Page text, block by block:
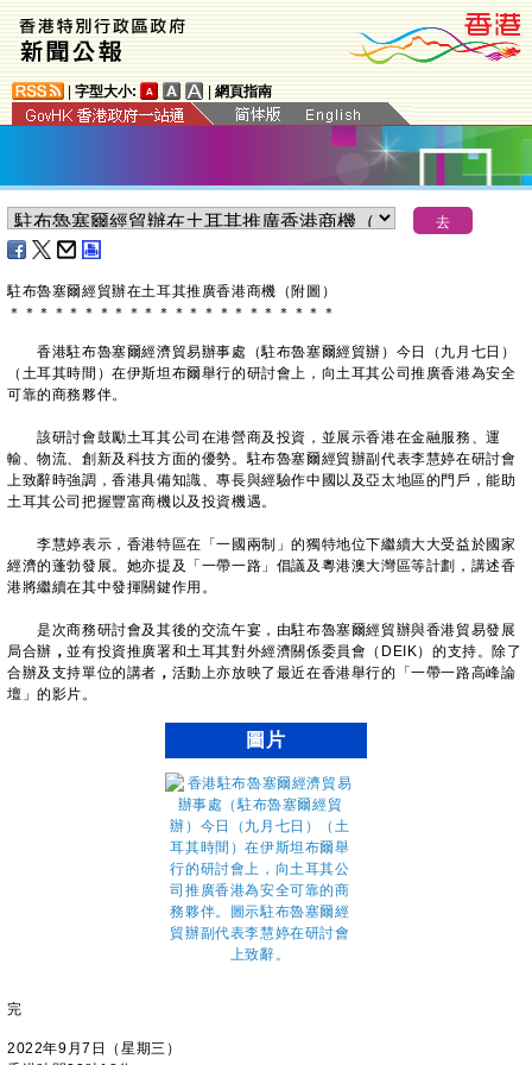
字型大小: 網頁指南
駐布魯塞爾經貿辦在土耳其推廣香港商機（附圖）
＊ ＊ ＊ ＊ ＊ ＊ ＊ ＊ ＊ ＊ ＊ ＊ ＊ ＊ ＊ ＊ ＊ ＊ ＊ ＊ ＊ ＊
香港駐布魯塞爾經濟貿易辦事處（駐布魯塞爾經貿辦）今日（九月七日）
（土耳其時間）在伊斯坦布爾舉行的研討會上，向土耳其公司推廣香港為安全
可靠的商務夥伴。
該研討會鼓勵土耳其公司在港營商及投資，並展示香港在金融服務、運
輸、物流、創新及科技方面的優勢。駐布魯塞爾經貿辦副代表李慧婷在研討會
上致辭時強調，香港具備知識、專長與經驗作中國以及亞太地區的門戶，能助
土耳其公司把握豐富商機以及投資機遇。
李慧婷表示，香港特區在「一國兩制」的獨特地位下繼續大大受益於國家
經濟的蓬勃發展。她亦提及「一帶一路」倡議及粵港澳大灣區等計劃，講述香
港將繼續在其中發揮關鍵作用。
是次商務研討會及其後的交流午宴，由駐布魯塞爾經貿辦與香港貿易發展
局合辦 ，並有投資推廣署和土耳其對外經濟關係委員會（DEIK）的支持。除了
合辦及支持單位的講者 ， 活動上亦放映了最近在香港舉行的「一帶一路高峰論
壇」的影片。
圖片
完
2022年9月7日（星期三）